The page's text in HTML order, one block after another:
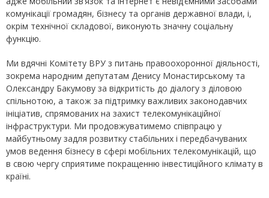
комунікації громадян, бізнесу та органів державної влади, і,
окрім технічної складової, виконують значну соціальну
функцію.
Ми вдячні Комітету ВРУ з питань правоохоронної діяльності,
зокрема народним депутатам Денису Монастирському та
Олександру Бакумову за відкритість до діалогу з діловою
спільнотою, а також за підтримку важливих законодавчих
ініціатив, спрямованих на захист телекомунікаційної
інфраструктури. Ми продовжуватимемо співпрацю у
майбутньому задля розвитку стабільних і передбачуваних
умов ведення бізнесу в сфері мобільних телекомунікацій, що
в свою чергу сприятиме покращенню інвестиційного клімату в
країні.